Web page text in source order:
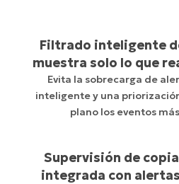
Filtrado inteligente
muestra solo lo que
Evita la sobrecarga de
inteligente y una
plano los eventos
Supervisión de
integrada con